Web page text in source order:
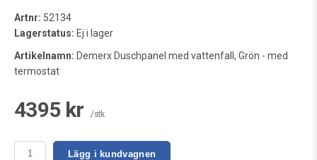
Artnr: 52134
Lagerstatus: Ej i lager
Artikelnamn: Demerx Duschpanel med vattenfall, Grön - med
termostat
4395 kr /stk
Lägg i kundvagnen